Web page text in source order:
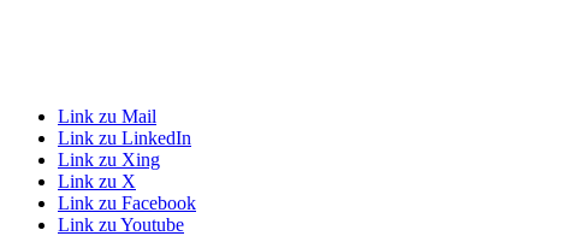
Link zu Mail
Link zu LinkedIn
Link zu Xing
Link zu X
Link zu Facebook
Link zu Youtube